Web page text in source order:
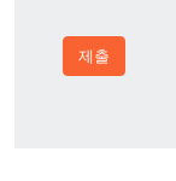
제출